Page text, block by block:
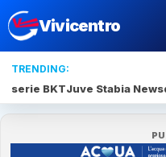
Vivicentro
TRENDING:
serie BKTJuve Stabia News